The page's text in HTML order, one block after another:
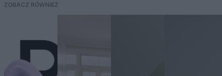
ZOBACZ RÓWNIEŻ